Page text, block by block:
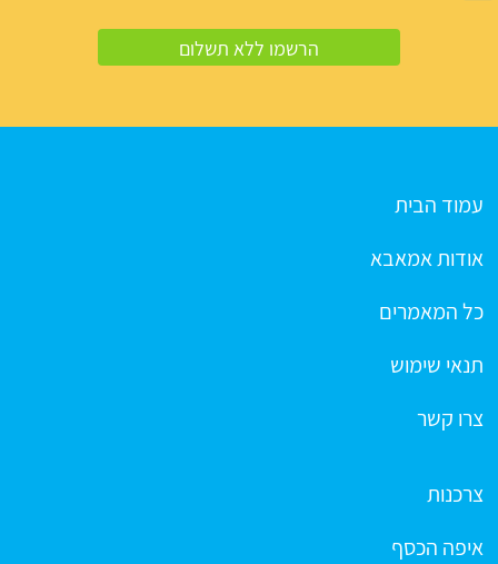
עמוד הבית
אודות אמאבא
כל המאמרים
תנאי שימוש
צרו קשר
צרכנות
איפה הכסף